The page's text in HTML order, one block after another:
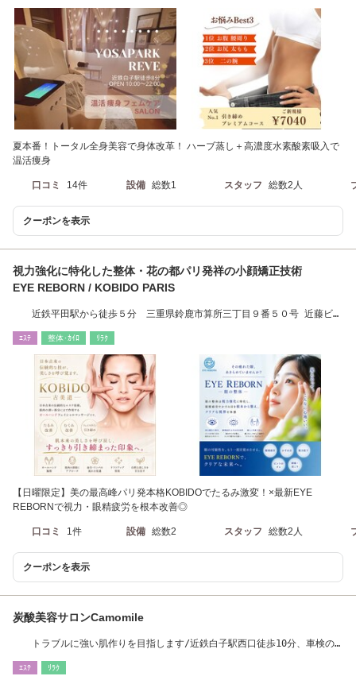
夏本番！トータル全身美容で身体改革！ ハーブ蒸し＋高濃度水素酸素吸入で
温活痩身
口コミ 14件 設備 総数1 スタッフ 総数2人
クーポンを表示
視力強化に特化した整体・花の都パリ発祥の小顔矯正技術
EYE REBORN / KOBIDO PARIS
近鉄平田駅から徒歩５分 三重県鈴鹿市算所三丁目９番５０号 近藤ビル
ｴｽﾃ 整体･ｶｲﾛ ﾘﾗｸ
【日曜限定】美の最高峰パリ発本格KOBIDOでたるみ激変！×最新EYE
REBORNで視力・眼精疲労を根本改善◎
口コミ 1件 設備 総数2 スタッフ 総数2人
クーポンを表示
炭酸美容サロンCamomile
トラブルに強い肌作りを目指します/近鉄白子駅西口徒歩10分、車検の
ｴｽﾃ ﾘﾗｸ